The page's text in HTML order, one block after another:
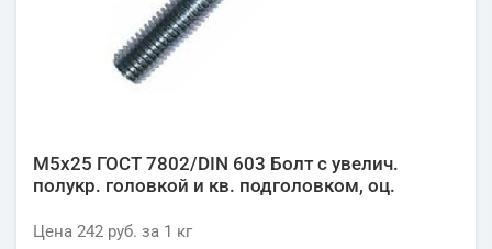
М5х25 ГОСТ 7802/DIN 603 Болт с увелич.
полукр. головкой и кв. подголовком, оц.
Цена 242 руб. за 1 кг